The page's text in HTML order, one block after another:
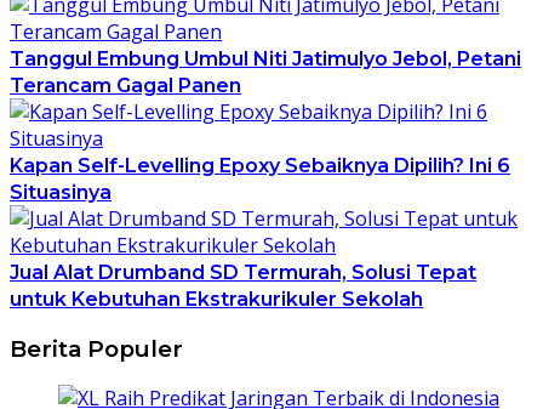
Tanggul Embung Umbul Niti Jatimulyo Jebol, Petani
Terancam Gagal Panen
Kapan Self-Levelling Epoxy Sebaiknya Dipilih? Ini 6
Situasinya
Jual Alat Drumband SD Termurah, Solusi Tepat
untuk Kebutuhan Ekstrakurikuler Sekolah
Berita Populer